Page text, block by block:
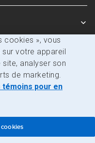
cookies », vous
votre appareil
analyser son
de marketing.
pour en